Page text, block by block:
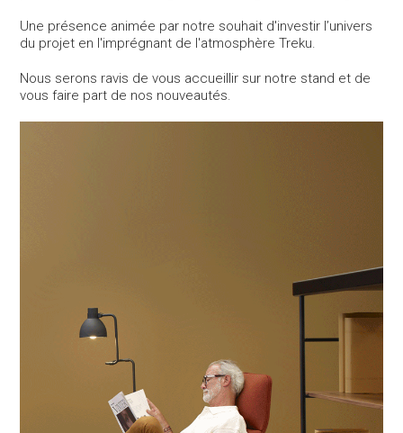
Une présence animée par notre souhait d'investir l’univers
du projet en l'imprégnant de l'atmosphère Treku.
Nous serons ravis de vous accueillir sur notre stand et de
vous faire part de nos nouveautés.